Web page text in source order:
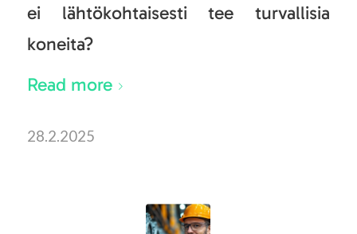
ei lähtökohtaisesti tee turvallisia
koneita?
Read more
28.2.2025